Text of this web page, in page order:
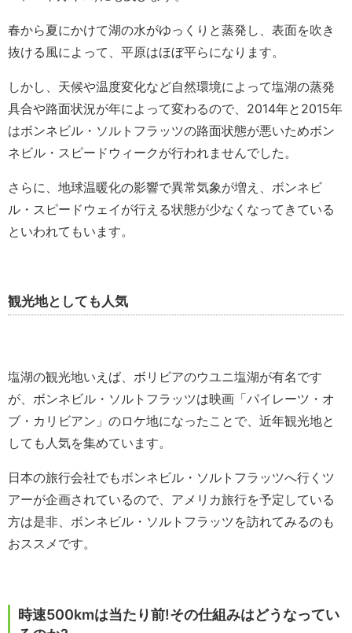
春から夏にかけて湖の水がゆっくりと蒸発し、表面を吹き
抜ける風によって、平原はほぼ平らになります。
しかし、天候や温度変化など自然環境によって塩湖の蒸発
具合や路面状況が年によって変わるので、2014年と2015年
はボンネビル・ソルトフラッツの路面状態が悪いためボン
ネビル・スピードウィークが行われませんでした。
さらに、地球温暖化の影響で異常気象が増え、ボンネビ
ル・スピードウェイが行える状態が少なくなってきている
といわれてもいます。
観光地としても人気
塩湖の観光地いえば、ボリビアのウユニ塩湖が有名です
が、ボンネビル・ソルトフラッツは映画「パイレーツ・オ
ブ・カリビアン」のロケ地になったことで、近年観光地と
しても人気を集めています。
日本の旅行会社でもボンネビル・ソルトフラッツへ行くツ
アーが企画されているので、アメリカ旅行を予定している
方は是非、ボンネビル・ソルトフラッツを訪れてみるのも
おススメです。
時速500kmは当たり前!その仕組みはどうなってい